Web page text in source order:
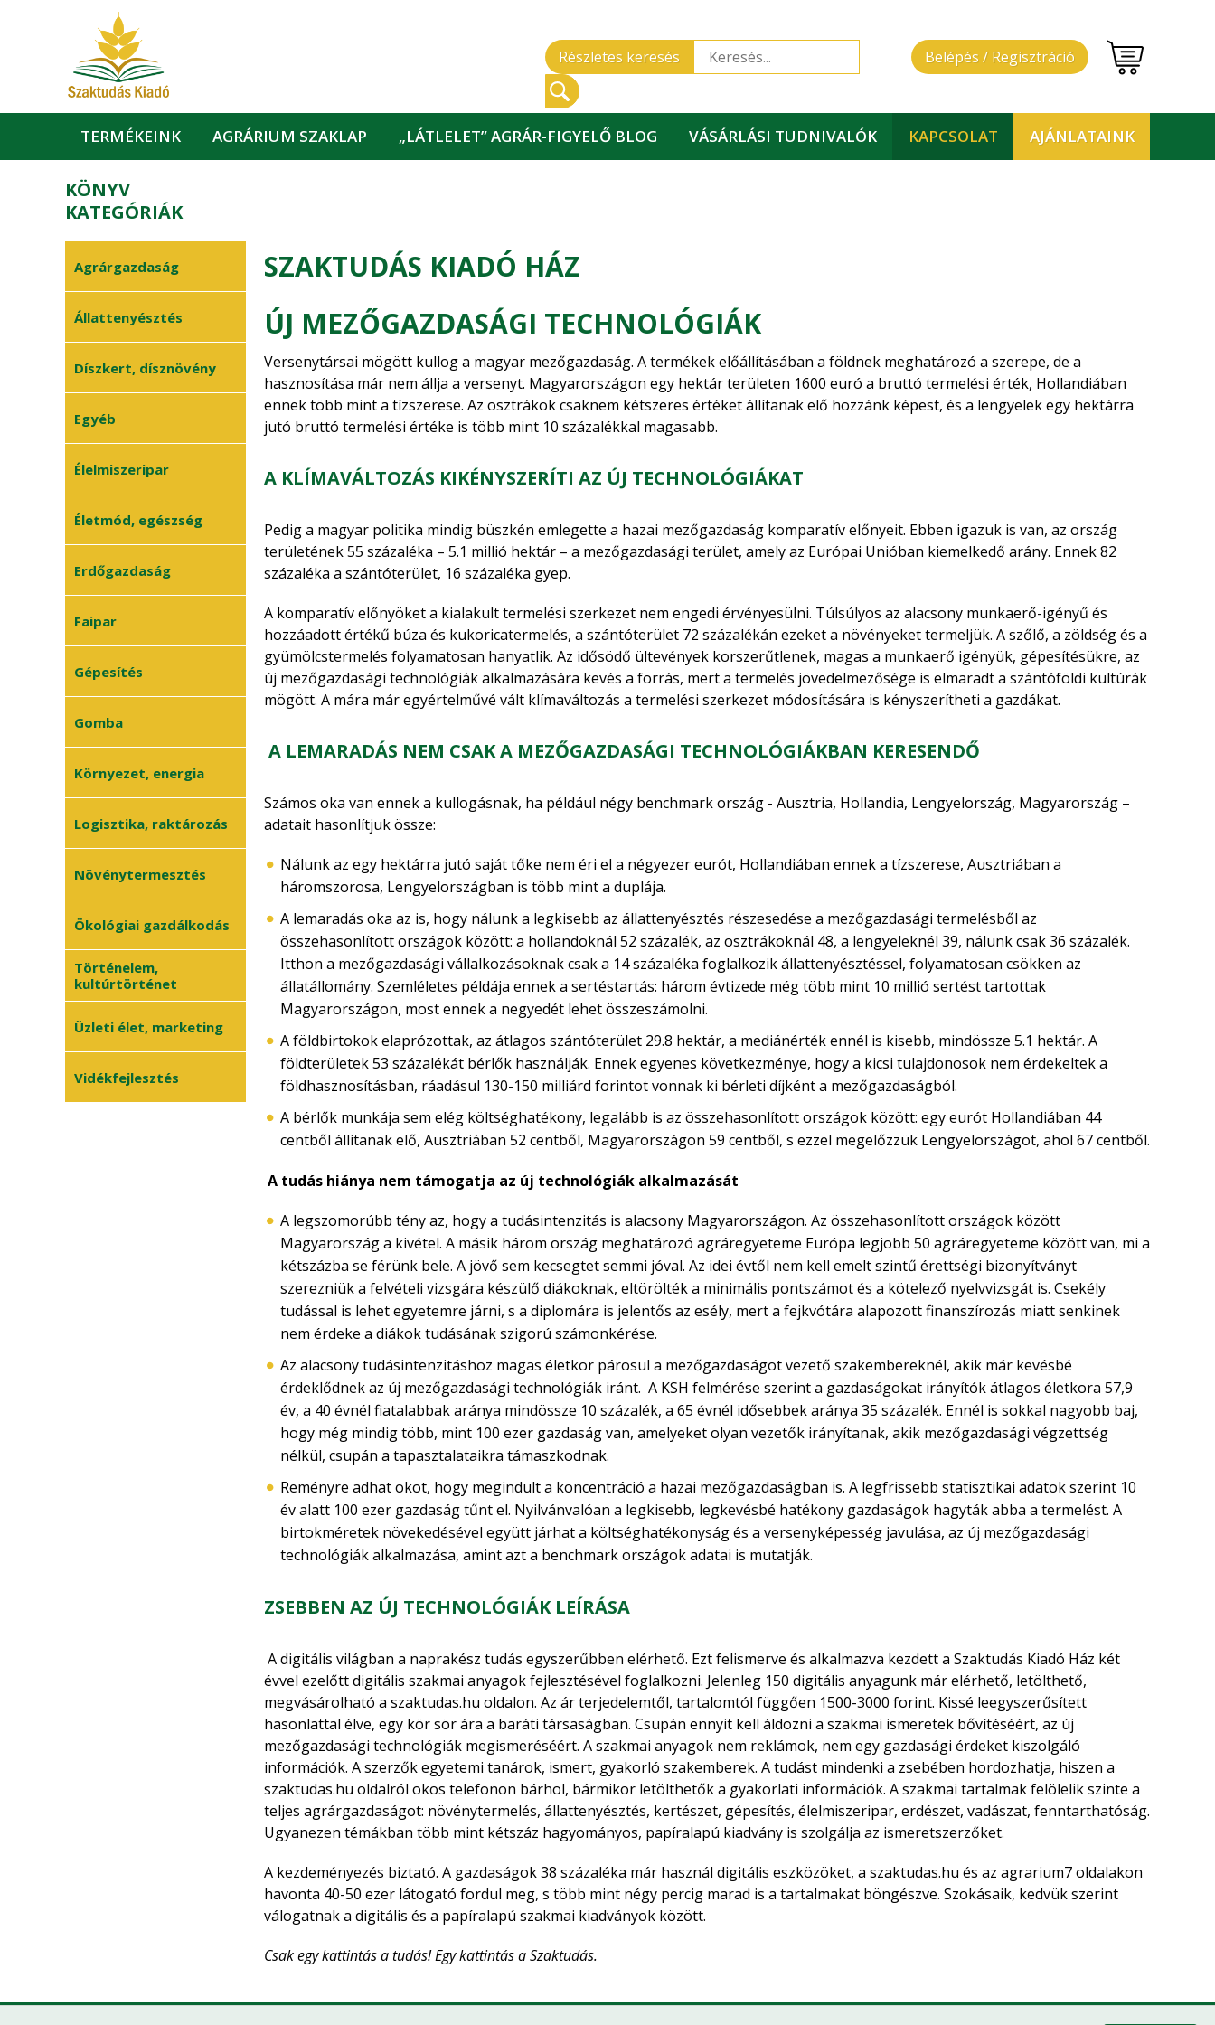
Belépés / Regisztráció
Részletes keresés
TERMÉKEINK AGRÁRIUM SZAKLAP „LÁTLELET” AGRÁR-FIGYELŐ BLOG VÁSÁRLÁSI TUDNIVALÓK KAPCSOLAT AJÁNLATAINK
KÖNYV
KATEGÓRIÁK
Agrárgazdaság
• Agrárgazdaságtan
• Finanszírozás
• Humánerőforrás
Agrárvállalkozás
Állattenyésztés
• Állategészségügy
• Baromfi
• Halászat
Méhészet
Sertés
Szarvasmarha
Általános
állattenyésztés
Díszkert, dísznövény
Egyéb
Élelmiszeripar
Életmód, egészség
Erdőgazdaság
• Erdészet
• Erdővédelem
Faipar
• Faanyagok
• Általános faipar
Gépesítés
• Mezőgazdasági
• Műszaki ismeretek
Gomba
• Gombatermesztés
• Gombászkodás
Környezet, energia
• Környezetvédelem
• Megújuló energia
• Természetvédelem
Logisztika, raktározás
Növénytermesztés
• Általános
• Kertészet
• Növényvédelem
• Szőlészet-borászat
Ökológiai gazdálkodás
Történelem,
kultúrtörténet
Üzleti élet, marketing
Vidékfejlesztés
SZAKTUDÁS KIADÓ HÁZ
ÚJ MEZŐGAZDASÁGI TECHNOLÓGIÁK
Versenytársai mögött kullog a magyar mezőgazdaság. A termékek előállításában a földnek meghatározó a szerepe, de a
hasznosítása már nem állja a versenyt. Magyarországon egy hektár területen 1600 euró a bruttó termelési érték, Hollandiában
ennek több mint a tízszerese. Az osztrákok csaknem kétszeres értéket állítanak elő hozzánk képest, és a lengyelek egy hektárra
jutó bruttó termelési értéke is több mint 10 százalékkal magasabb.
A KLÍMAVÁLTOZÁS KIKÉNYSZERÍTI AZ ÚJ TECHNOLÓGIÁKAT
Pedig a magyar politika mindig büszkén emlegette a hazai mezőgazdaság komparatív előnyeit. Ebben igazuk is van, az ország
területének 55 százaléka – 5.1 millió hektár – a mezőgazdasági terület, amely az Európai Unióban kiemelkedő arány. Ennek 82
százaléka a szántóterület, 16 százaléka gyep.
A komparatív előnyöket a kialakult termelési szerkezet nem engedi érvényesülni. Túlsúlyos az alacsony munkaerő-igényű és
hozzáadott értékű búza és kukoricatermelés, a szántóterület 72 százalékán ezeket a növényeket termeljük. A szőlő, a zöldség és a
gyümölcstermelés folyamatosan hanyatlik. Az idősödő ültevények korszerűtlenek, magas a munkaerő igényük, gépesítésükre, az
új mezőgazdasági technológiák alkalmazására kevés a forrás, mert a termelés jövedelmezősége is elmaradt a szántóföldi kultúrák
mögött. A mára már egyértelművé vált klímaváltozás a termelési szerkezet módosítására is kényszerítheti a gazdákat.
A LEMARADÁS NEM CSAK A MEZŐGAZDASÁGI TECHNOLÓGIÁKBAN KERESENDŐ
Számos oka van ennek a kullogásnak, ha például négy benchmark ország - Ausztria, Hollandia, Lengyelország, Magyarország –
adatait hasonlítjuk össze:
Nálunk az egy hektárra jutó saját tőke nem éri el a négyezer eurót, Hollandiában ennek a tízszerese, Ausztriában a
háromszorosa, Lengyelországban is több mint a duplája.
A lemaradás oka az is, hogy nálunk a legkisebb az állattenyésztés részesedése a mezőgazdasági termelésből az
összehasonlított országok között: a hollandoknál 52 százalék, az osztrákoknál 48, a lengyeleknél 39, nálunk csak 36 százalék.
Itthon a mezőgazdasági vállalkozásoknak csak a 14 százaléka foglalkozik állattenyésztéssel, folyamatosan csökken az
állatállomány. Szemléletes példája ennek a sertéstartás: három évtizede még több mint 10 millió sertést tartottak
Magyarországon, most ennek a negyedét lehet összeszámolni.
A földbirtokok elaprózottak, az átlagos szántóterület 29.8 hektár, a mediánérték ennél is kisebb, mindössze 5.1 hektár. A
földterületek 53 százalékát bérlők használják. Ennek egyenes következménye, hogy a kicsi tulajdonosok nem érdekeltek a
földhasznosításban, ráadásul 130-150 milliárd forintot vonnak ki bérleti díjként a mezőgazdaságból.
A bérlők munkája sem elég költséghatékony, legalább is az összehasonlított országok között: egy eurót Hollandiában 44
centből állítanak elő, Ausztriában 52 centből, Magyarországon 59 centből, s ezzel megelőzzük Lengyelországot, ahol 67 centből.
A tudás hiánya nem támogatja az új technológiák alkalmazását
A legszomorúbb tény az, hogy a tudásintenzitás is alacsony Magyarországon. Az összehasonlított országok között
Magyarország a kivétel. A másik három ország meghatározó agráregyeteme Európa legjobb 50 agráregyeteme között van, mi a
kétszázba se férünk bele. A jövő sem kecsegtet semmi jóval. Az idei évtől nem kell emelt szintű érettségi bizonyítványt
szerezniük a felvételi vizsgára készülő diákoknak, eltörölték a minimális pontszámot és a kötelező nyelvvizsgát is. Csekély
tudással is lehet egyetemre járni, s a diplomára is jelentős az esély, mert a fejkvótára alapozott finanszírozás miatt senkinek
nem érdeke a diákok tudásának szigorú számonkérése.
Az alacsony tudásintenzitáshoz magas életkor párosul a mezőgazdaságot vezető szakembereknél, akik már kevésbé
érdeklődnek az új mezőgazdasági technológiák iránt. A KSH felmérése szerint a gazdaságokat irányítók átlagos életkora 57,9
év, a 40 évnél fiatalabbak aránya mindössze 10 százalék, a 65 évnél idősebbek aránya 35 százalék. Ennél is sokkal nagyobb baj,
hogy még mindig több, mint 100 ezer gazdaság van, amelyeket olyan vezetők irányítanak, akik mezőgazdasági végzettség
nélkül, csupán a tapasztalataikra támaszkodnak.
Reményre adhat okot, hogy megindult a koncentráció a hazai mezőgazdaságban is. A legfrissebb statisztikai adatok szerint 10
év alatt 100 ezer gazdaság tűnt el. Nyilvánvalóan a legkisebb, legkevésbé hatékony gazdaságok hagyták abba a termelést. A
birtokméretek növekedésével együtt járhat a költséghatékonyság és a versenyképesség javulása, az új mezőgazdasági
technológiák alkalmazása, amint azt a benchmark országok adatai is mutatják.
ZSEBBEN AZ ÚJ TECHNOLÓGIÁK LEÍRÁSA
A digitális világban a naprakész tudás egyszerűbben elérhető. Ezt felismerve és alkalmazva kezdett a Szaktudás Kiadó Ház két
évvel ezelőtt digitális szakmai anyagok fejlesztésével foglalkozni. Jelenleg 150 digitális anyagunk már elérhető, letölthető,
megvásárolható a szaktudas.hu oldalon. Az ár terjedelemtől, tartalomtól függően 1500-3000 forint. Kissé leegyszerűsített
hasonlattal élve, egy kör sör ára a baráti társaságban. Csupán ennyit kell áldozni a szakmai ismeretek bővítéséért, az új
mezőgazdasági technológiák megismeréséért. A szakmai anyagok nem reklámok, nem egy gazdasági érdeket kiszolgáló
információk. A szerzők egyetemi tanárok, ismert, gyakorló szakemberek. A tudást mindenki a zsebében hordozhatja, hiszen a
szaktudas.hu oldalról okos telefonon bárhol, bármikor letölthetők a gyakorlati információk. A szakmai tartalmak felölelik szinte a
teljes agrárgazdaságot: növénytermelés, állattenyésztés, kertészet, gépesítés, élelmiszeripar, erdészet, vadászat, fenntarthatóság.
Ugyanezen témákban több mint kétszáz hagyományos, papíralapú kiadvány is szolgálja az ismeretszerzőket.
A kezdeményezés biztató. A gazdaságok 38 százaléka már használ digitális eszközöket, a szaktudas.hu és az agrarium7 oldalakon
havonta 40-50 ezer látogató fordul meg, s több mint négy percig marad is a tartalmakat böngészve. Szokásaik, kedvük szerint
válogatnak a digitális és a papíralapú szakmai kiadványok között.
Csak egy kattintás a tudás! Egy kattintás a Szaktudás.